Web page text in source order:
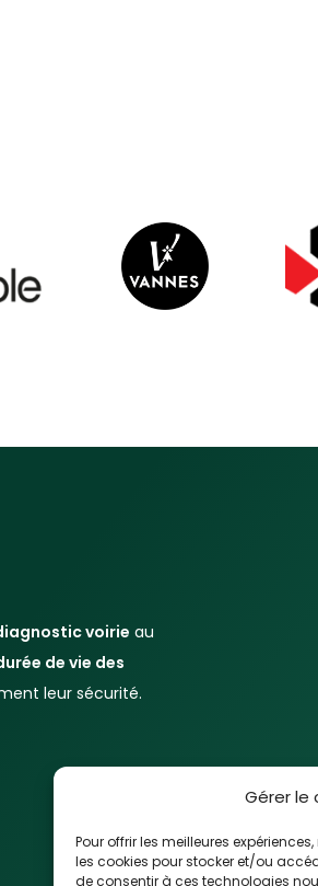
Gérer le
Pour offrir les meilleures
les cookies pour stocker et/ou
de consentir à ces technologies
voirie au
de vie des
leur sécurité.